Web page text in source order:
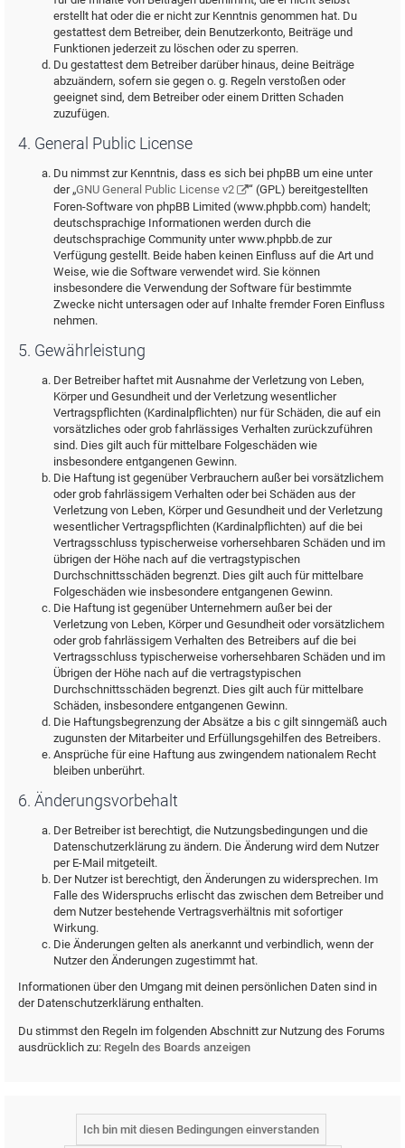
erstellt hat oder die er nicht zur Kenntnis genommen hat. Du
gestattest dem Betreiber, dein Benutzerkonto, Beiträge und
Funktionen jederzeit zu löschen oder zu sperren.
Du gestattest dem Betreiber darüber hinaus, deine Beiträge
abzuändern, sofern sie gegen o. g. Regeln verstoßen oder
geeignet sind, dem Betreiber oder einem Dritten Schaden
zuzufügen.
4. General Public License
Du nimmst zur Kenntnis, dass es sich bei phpBB um eine unter
der „GNU General Public License v2
“ (GPL) bereitgestellten
Foren-Software von phpBB Limited (www.phpbb.com) handelt;
deutschsprachige Informationen werden durch die
deutschsprachige Community unter www.phpbb.de zur
Verfügung gestellt. Beide haben keinen Einfluss auf die Art und
Weise, wie die Software verwendet wird. Sie können
insbesondere die Verwendung der Software für bestimmte
Zwecke nicht untersagen oder auf Inhalte fremder Foren Einfluss
nehmen.
5. Gewährleistung
Der Betreiber haftet mit Ausnahme der Verletzung von Leben,
Körper und Gesundheit und der Verletzung wesentlicher
Vertragspflichten (Kardinalpflichten) nur für Schäden, die auf ein
vorsätzliches oder grob fahrlässiges Verhalten zurückzuführen
sind. Dies gilt auch für mittelbare Folgeschäden wie
insbesondere entgangenen Gewinn.
Die Haftung ist gegenüber Verbrauchern außer bei vorsätzlichem
oder grob fahrlässigem Verhalten oder bei Schäden aus der
Verletzung von Leben, Körper und Gesundheit und der Verletzung
wesentlicher Vertragspflichten (Kardinalpflichten) auf die bei
Vertragsschluss typischerweise vorhersehbaren Schäden und im
übrigen der Höhe nach auf die vertragstypischen
Durchschnittsschäden begrenzt. Dies gilt auch für mittelbare
Folgeschäden wie insbesondere entgangenen Gewinn.
Die Haftung ist gegenüber Unternehmern außer bei der
Verletzung von Leben, Körper und Gesundheit oder vorsätzlichem
oder grob fahrlässigem Verhalten des Betreibers auf die bei
Vertragsschluss typischerweise vorhersehbaren Schäden und im
Übrigen der Höhe nach auf die vertragstypischen
Durchschnittsschäden begrenzt. Dies gilt auch für mittelbare
Schäden, insbesondere entgangenen Gewinn.
Die Haftungsbegrenzung der Absätze a bis c gilt sinngemäß auch
zugunsten der Mitarbeiter und Erfüllungsgehilfen des Betreibers.
Ansprüche für eine Haftung aus zwingendem nationalem Recht
bleiben unberührt.
6. Änderungsvorbehalt
Der Betreiber ist berechtigt, die Nutzungsbedingungen und die
Datenschutzerklärung zu ändern. Die Änderung wird dem Nutzer
per E-Mail mitgeteilt.
Der Nutzer ist berechtigt, den Änderungen zu widersprechen. Im
Falle des Widerspruchs erlischt das zwischen dem Betreiber und
dem Nutzer bestehende Vertragsverhältnis mit sofortiger
Wirkung.
Die Änderungen gelten als anerkannt und verbindlich, wenn der
Nutzer den Änderungen zugestimmt hat.
Informationen über den Umgang mit deinen persönlichen Daten sind in
der Datenschutzerklärung enthalten.
Du stimmst den Regeln im folgenden Abschnitt zur Nutzung des Forums
ausdrücklich zu: Regeln des Boards anzeigen